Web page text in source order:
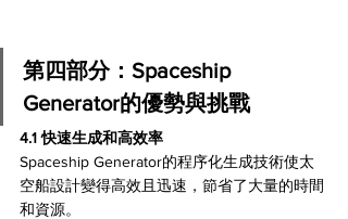
第四部分：Spaceship
Generator的優勢與挑戰
4.1 快速生成和高效率
Spaceship Generator的程序化生成技術使太
空船設計變得高效且迅速，節省了大量的時間
和資源。